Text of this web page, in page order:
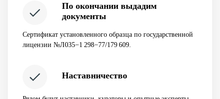
По окончании выдадим
документы
Сертификат установленного образца по государственной
лицензии №Л035−1 298−77/179 609.
Наставничество